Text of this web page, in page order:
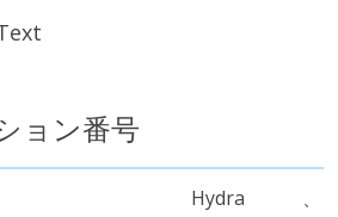
ョン番号
Hydra、